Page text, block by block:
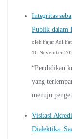
Integritas
Publik dalam
oleh Fajar Adi
16 November
“Pendidikan
yang
menuju
Visitasi
Dialektika.